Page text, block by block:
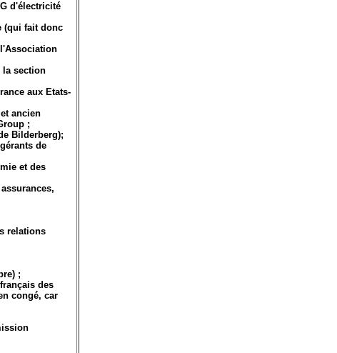
d'électricité
(qui fait donc
la section
aux Etats-
ancien
;
Bilderberg);
de
et des
relations
;
des
congé, car